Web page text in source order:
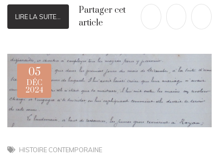
LIRE LA SUITE...
Partager cet
article
05
DÉC
2024
HISTOIRE CONTEMPORAINE